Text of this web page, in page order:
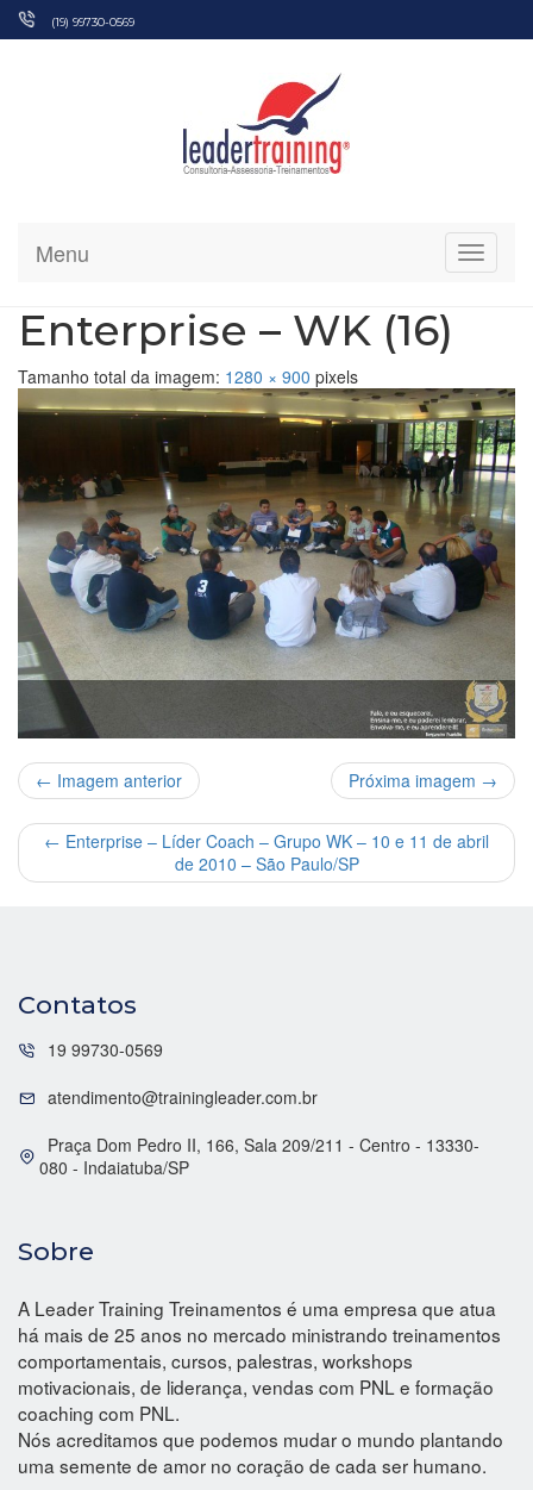
Pular
(19) 99730-0569
Menu
Enterprise – WK (16)
Tamanho total da imagem: 1280 × 900 pixels
← Imagem anterior Próxima imagem →
← Enterprise – Líder Coach – Grupo WK – 10 e 11 de abril
de 2010 – São Paulo/SP
Contatos
19 99730-0569
atendimento@trainingleader.com.br
Praça Dom Pedro II, 166, Sala 209/211 - Centro - 13330-
080 - Indaiatuba/SP
Sobre
A Leader Training Treinamentos é uma empresa que atua
há mais de 25 anos no mercado ministrando treinamentos
comportamentais, cursos, palestras, workshops
motivacionais, de liderança, vendas com PNL e formação
coaching com PNL.
Nós acreditamos que podemos mudar o mundo plantando
uma semente de amor no coração de cada ser humano.